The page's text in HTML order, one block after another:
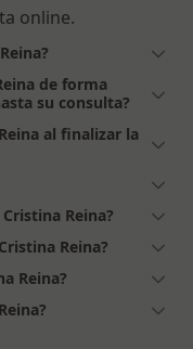
online.
de forma
su consulta?
al finalizar la
Reina?
Reina?
Reina?